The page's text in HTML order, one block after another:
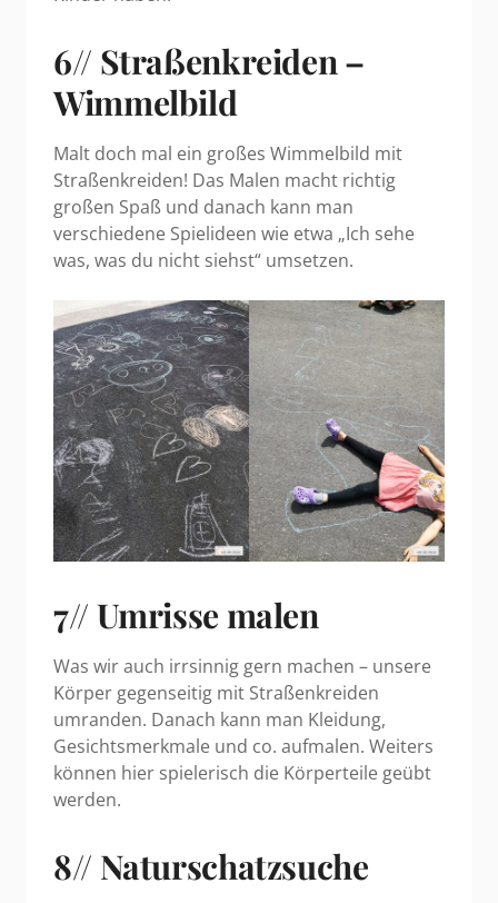
6// Straßenkreiden –
Wimmelbild
Malt doch mal ein großes Wimmelbild mit
Straßenkreiden! Das Malen macht richtig
großen Spaß und danach kann man
verschiedene Spielideen wie etwa „Ich sehe
was, was du nicht siehst“ umsetzen.
7// Umrisse malen
Was wir auch irrsinnig gern machen – unsere
Körper gegenseitig mit Straßenkreiden
umranden. Danach kann man Kleidung,
Gesichtsmerkmale und co. aufmalen. Weiters
können hier spielerisch die Körperteile geübt
werden.
8// Naturschatzsuche